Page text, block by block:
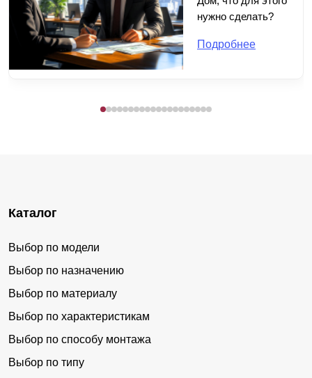
нужно сделать?
Подробнее
Каталог
Выбор по модели
Выбор по назначению
Выбор по материалу
Выбор по характеристикам
Выбор по способу монтажа
Выбор по типу